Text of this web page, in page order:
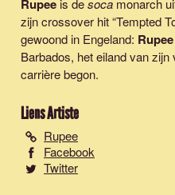
Rupee is desoca monarch
zijn crossover hit “Tempted
gewoond in Engeland: Rupee
Barbados, het eiland van
carrière begon.
Liens Artiste
Rupee
Facebook
Twitter